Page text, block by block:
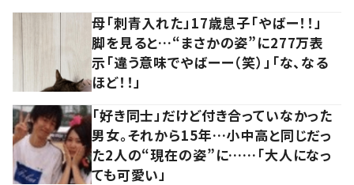
母「刺青入れた」17歳息子「やばー！！」
脚を見ると…“まさかの姿”に277万表
示「違う意味でやばーー（笑）」「な、なる
ほど！！」
「好き同士」だけど付き合っていなかった
男女。それから15年…小中高と同じだっ
た2人の“現在の姿”に……「大人になっ
ても可愛い」